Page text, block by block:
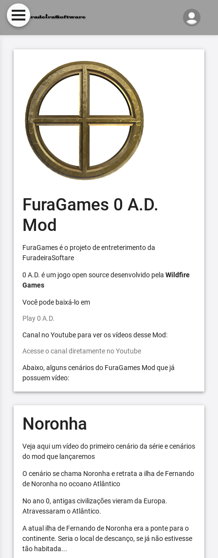
FuraGames 0 A.D.
Mod
FuraGames é o projeto de entreterimento da
FuradeiraSoftare
0 A.D. é um jogo open source desenvolvido pela Wildfire
Games
Você pode baixá-lo em
Play 0 A.D.
Canal no Youtube para ver os vídeos desse Mod:
Acesse o canal diretamente no Youtube
Abaixo, alguns cenários do FuraGames Mod que já
possuem vídeo:
Noronha
Veja aqui um vídeo do primeiro cenário da série e cenários
do mod que lançaremos
O cenário se chama Noronha e retrata a ilha de Fernando
de Noronha no ocoano Atlântico
No ano 0, antigas civilizações vieram da Europa.
Atravessaram o Atlântico.
A atual ilha de Fernando de Noronha era a ponte para o
continente. Seria o local de descanço, se já não estivesse
tão habitada...